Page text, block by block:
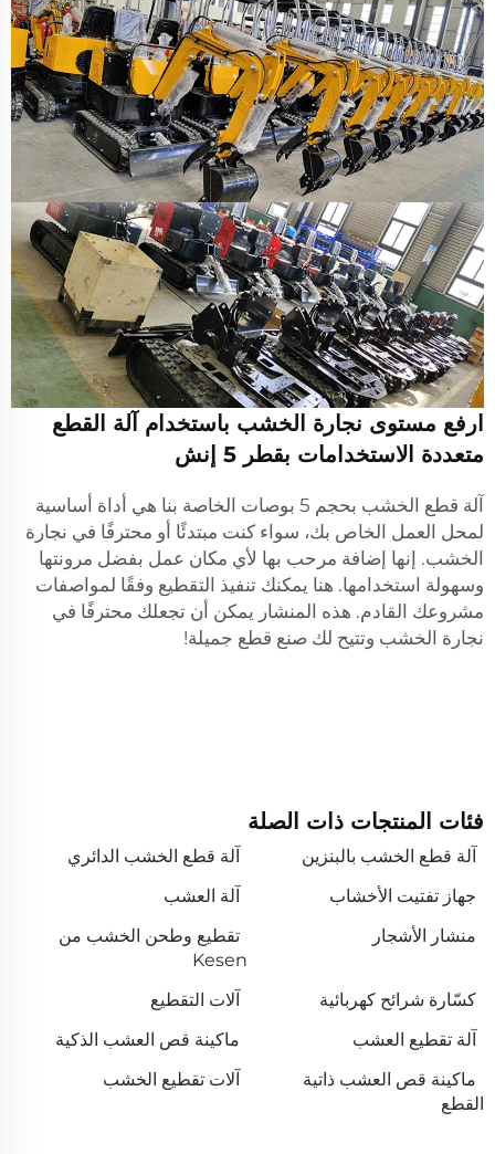
ارفع مستوى نجارة الخشب باستخدام آلة القطع
متعددة الاستخدامات بقطر 5 إنش
آلة قطع الخشب بحجم 5 بوصات الخاصة بنا هي أداة أساسية
لمحل العمل الخاص بك، سواء كنت مبتدئًا أو محترفًا في نجارة
الخشب. إنها إضافة مرحب بها لأي مكان عمل بفضل مرونتها
وسهولة استخدامها. هنا يمكنك تنفيذ التقطيع وفقًا لمواصفات
مشروعك القادم. هذه المنشار يمكن أن تجعلك محترفًا في
نجارة الخشب وتتيح لك صنع قطع جميلة!
فئات المنتجات ذات الصلة
آلة قطع الخشب بالبنزين
آلة قطع الخشب الدائري
جهاز تفتيت الأخشاب
آلة العشب
منشار الأشجار
تقطيع وطحن الخشب من
Kesen
كسّارة شرائح كهربائية
آلات التقطيع
آلة تقطيع العشب
ماكينة قص العشب الذكية
ماكينة قص العشب ذاتية
القطع
آلات تقطيع الخشب